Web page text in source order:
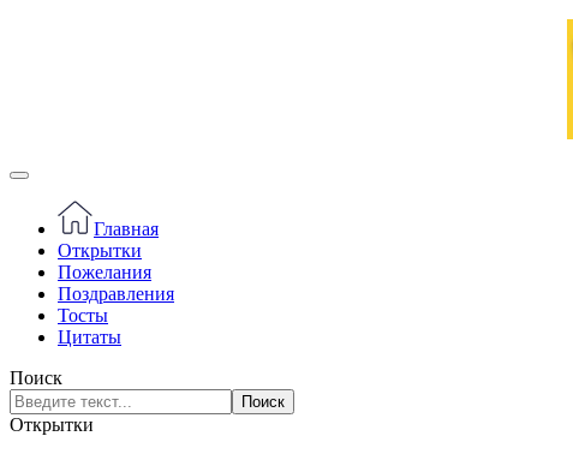
Главная
Открытки
Пожелания
Поздравления
Тосты
Цитаты
Поиск
Поиск
Открытки